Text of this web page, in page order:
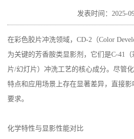
发表时间：2025-
在彩色胶片冲洗领域，CD-2（Color
为关键的芳香胺类显影剂，它们是C-41
片/幻灯片）冲洗工艺的核心成分。尽管
特点和应用场景上存在显著差异，直接
要求。
化学特性与显影性能对比